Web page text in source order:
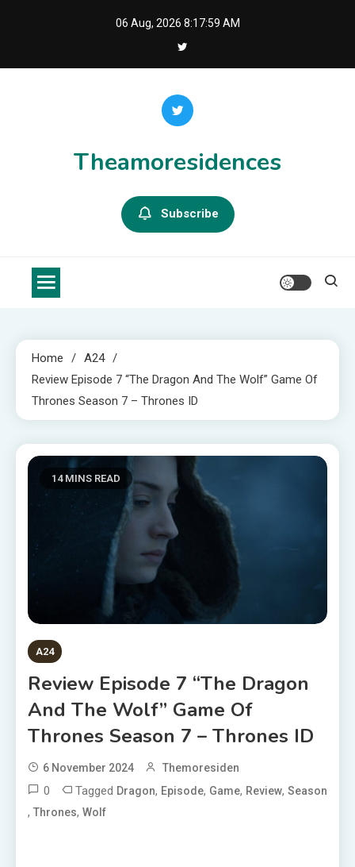
06 Aug, 2026 8:18:00 AM
Theamoresidences
Subscribe
Home
A24
Review Episode 7 “The Dragon And The Wolf” Game Of
Thrones Season 7 – Thrones ID
14 MINS READ
A24
Review Episode 7 “The Dragon
And The Wolf” Game Of
Thrones Season 7 – Thrones ID
6 November 2024 Themoresiden
0 Tagged Dragon, Episode, Game, Review, Season
, Thrones, Wolf